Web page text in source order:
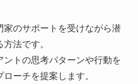
家のサポートを受けながら潜
法です。
ントの思考パターンや行動を
ーチを提案します。